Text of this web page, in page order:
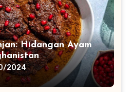
Hidangan Ayam
2024